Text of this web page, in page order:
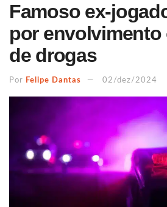
Famoso ex-
por
de drogas
Por Felipe Dantas 02/dez/2024